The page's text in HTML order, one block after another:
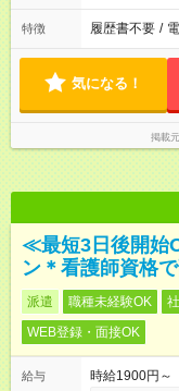
特徴 履歴書不要 /
気になる！
掲載
≪最短3日後開始
ン＊看護師資格
派遣 職種未経験OK
WEB登録・面接OK
給与
時給1900円